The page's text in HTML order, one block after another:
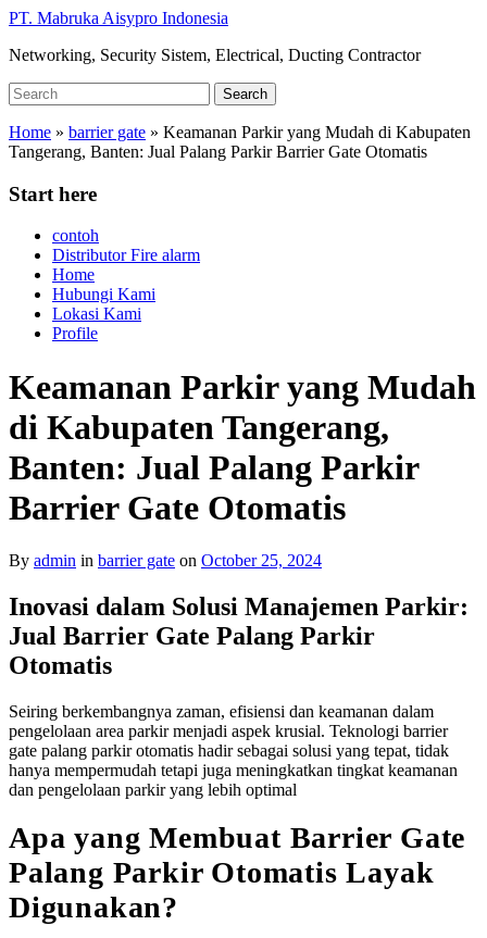
Skip
main
PT. Mabruka Aisypro Indonesia
Networking, Security Sistem, Electrical, Ducting Contractor
Search
for:
Search
Home » barrier gate » Keamanan Parkir yang Mudah di Kabupaten
Tangerang, Banten: Jual Palang Parkir Barrier Gate Otomatis
Start here
contoh
Distributor Fire alarm
Home
Hubungi Kami
Lokasi Kami
Profile
Keamanan Parkir yang Mudah
di Kabupaten Tangerang,
Banten: Jual Palang Parkir
Barrier Gate Otomatis
By admin in barrier gate on October 25, 2024
Inovasi dalam Solusi Manajemen Parkir:
Jual Barrier Gate Palang Parkir
Otomatis
Seiring berkembangnya zaman, efisiensi dan keamanan dalam
pengelolaan area parkir menjadi aspek krusial. Teknologi barrier
gate palang parkir otomatis hadir sebagai solusi yang tepat, tidak
hanya mempermudah tetapi juga meningkatkan tingkat keamanan
dan pengelolaan parkir yang lebih optimal
Apa yang Membuat Barrier Gate
Palang Parkir Otomatis Layak
Digunakan?